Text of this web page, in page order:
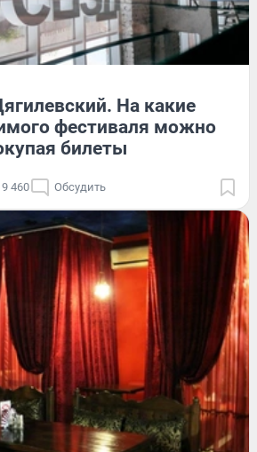
На какие
фестиваля можно
билеты
9 460 Обсудить